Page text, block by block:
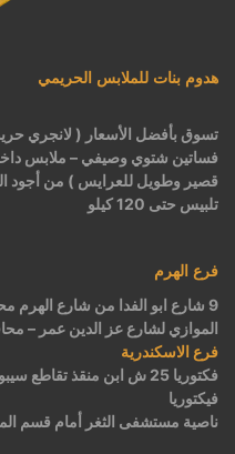
هدوم بنات للملابس الحريمي
تسوق بأفضل الأسعار ( لانجري
فساتين شتوي وصيفي – ملابس
قصير وطويل للعرايس ) من أجود
تلبيس حتى 120 كيلو
فرع الهرم
9 شارع ابو الفدا من شارع
الموازي لشارع عز الدين عمر –
فرع الاسكندرية
فكتوريا 25 ش ابن منقذ
فيكتوريا
ناصية مستشفى الثغر أمام قسم